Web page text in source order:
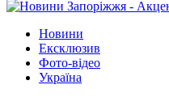
Новини
Ексклюзив
Фото-відео
Україна